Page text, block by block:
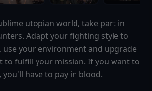
utopian world, take part in
Adapt your fighting style to
use your environment and upgrade
to fulfill your mission. If you want to
have to pay in blood.